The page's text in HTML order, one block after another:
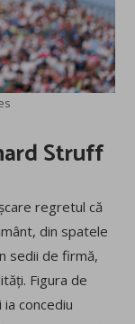
Struff
regretul că
din spatele
sedii de firmă,
Figura de
concediu